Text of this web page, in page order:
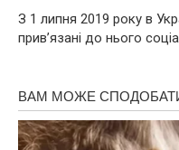
З 1 липня 2019 року в
прив’язані до нього